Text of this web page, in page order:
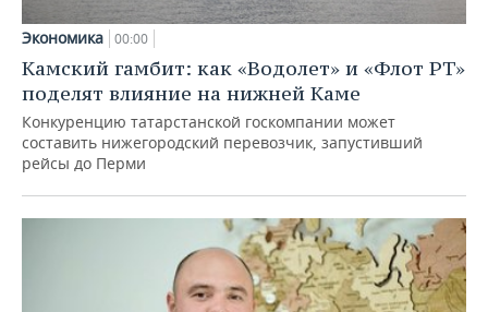
Экономика 00:00
Камский гамбит: как «Водолет» и «Флот РТ»
поделят влияние на нижней Каме
Конкуренцию татарстанской госкомпании может
составить нижегородский перевозчик, запустивший
рейсы до Перми